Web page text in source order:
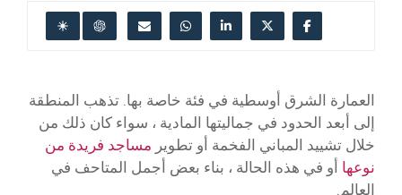
العمارة الشرق أوسطية في فئة خاصة بها. تذهب المنطقة
إلى أبعد الحدود في جماليتها المادية ، سواء كان ذلك من
خلال تشييد المباني الفخمة أو تطوير مساجد فريدة من
نوعها أو في هذه الحالة ، بناء بعض أجمل المتاحف في
العالم.